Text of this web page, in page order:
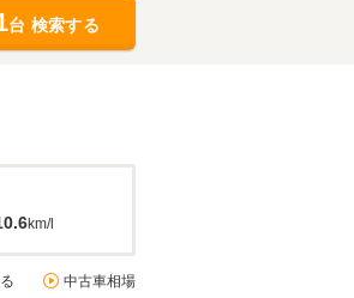
台 検索する
km/l
中古車相場